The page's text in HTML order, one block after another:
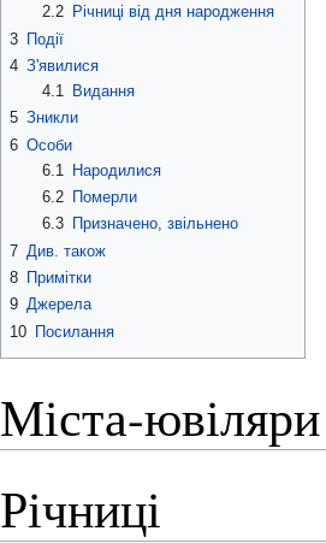
2.2
Річниці від дня народження
3 Події
4 З'явилися
4.1
Видання
5 Зникли
6 Особи
6.1
Народилися
6.2
Померли
6.3
Призначено, звільнено
7 Див. також
8 Примітки
9 Джерела
10 Посилання
Міста-ювіляри
Річниці